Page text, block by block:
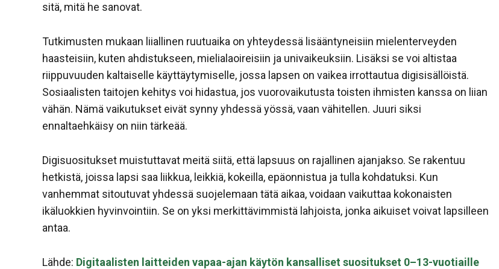
sitä, mitä he sanovat.
Tutkimusten mukaan liiallinen ruutuaika on yhteydessä lisääntyneisiin mielenterveyden
haasteisiin, kuten ahdistukseen, mielialaoireisiin ja univaikeuksiin. Lisäksi se voi altistaa
riippuvuuden kaltaiselle käyttäytymiselle, jossa lapsen on vaikea irrottautua digisisällöistä.
Sosiaalisten taitojen kehitys voi hidastua, jos vuorovaikutusta toisten ihmisten kanssa on liian
vähän. Nämä vaikutukset eivät synny yhdessä yössä, vaan vähitellen. Juuri siksi
ennaltaehkäisy on niin tärkeää.
Digisuositukset muistuttavat meitä siitä, että lapsuus on rajallinen ajanjakso. Se rakentuu
hetkistä, joissa lapsi saa liikkua, leikkiä, kokeilla, epäonnistua ja tulla kohdatuksi. Kun
vanhemmat sitoutuvat yhdessä suojelemaan tätä aikaa, voidaan vaikuttaa kokonaisten
ikäluokkien hyvinvointiin. Se on yksi merkittävimmistä lahjoista, jonka aikuiset voivat lapsilleen
antaa.
Lähde: Digitaalisten laitteiden vapaa-ajan käytön kansalliset suositukset 0–13-vuotiaille